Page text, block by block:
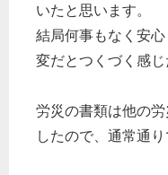
いたと思います。
結局何事もなく安
変だとつくづく感じ
労災の書類は他の
したので、通常通